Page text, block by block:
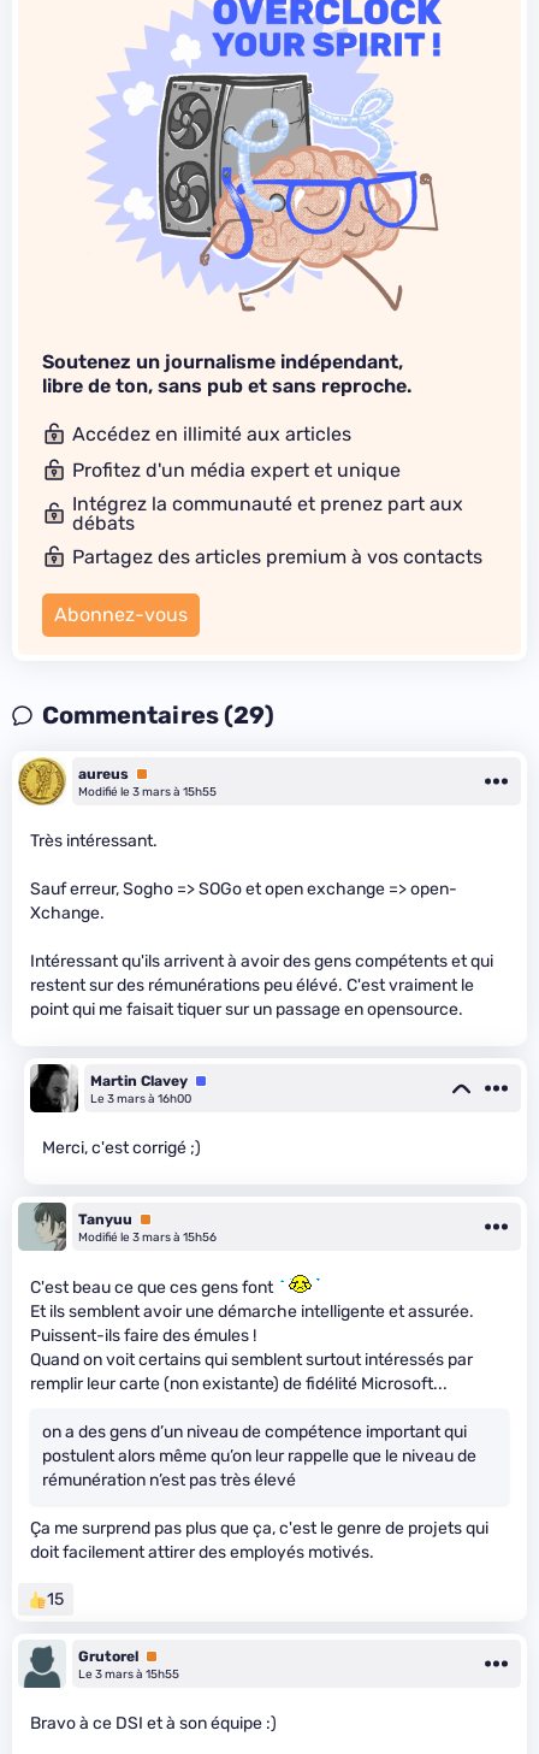
Soutenez un journalisme indépendant,
libre de ton, sans pub et sans reproche.
Accédez en illimité aux articles
Profitez d'un média expert et unique
Intégrez la communauté et prenez part aux
débats
Partagez des articles premium à vos contacts
Abonnez-vous
Commentaires (29)
aureus Premium
Modifié le 3 mars à 15h55
Très intéressant.
Sauf erreur, Sogho => SOGo et open exchange => open-
Xchange.
Intéressant qu'ils arrivent à avoir des gens compétents et qui
restent sur des rémunérations peu élévé. C'est vraiment le
point qui me faisait tiquer sur un passage en opensource.
Martin Clavey Équipe
Le 3 mars à 16h00
Merci, c'est corrigé ;)
Tanyuu
Premium
Modifié le 3 mars à 15h56
C'est beau ce que ces gens font
Et ils semblent avoir une démarche intelligente et assurée.
Puissent-ils faire des émules !
Quand on voit certains qui semblent surtout intéressés par
remplir leur carte (non existante) de fidélité Microsoft...
on a des gens d’un niveau de compétence important qui
postulent alors même qu’on leur rappelle que le niveau de
rémunération n’est pas très élevé
Ça me surprend pas plus que ça, c'est le genre de projets qui
doit facilement attirer des employés motivés.
15
Grutorel Premium
Le 3 mars à 15h55
Bravo à ce DSI et à son équipe :)